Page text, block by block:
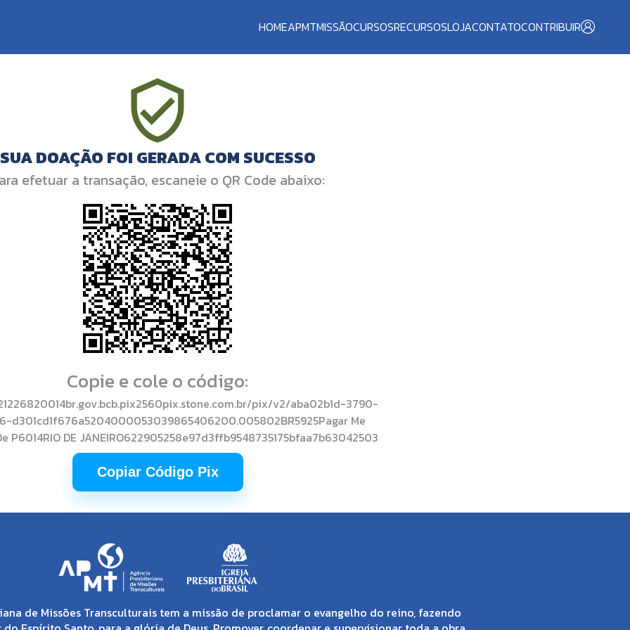
HOMEAPMTMISSÃOCURSOSRECURSOSLOJACONTATOCONTRIBUIR
SUA DOAÇÃO FOI GERADA COM SUCESSO
efetuar a transação, escaneie o QR Code abaixo:
Copie e cole o código:
pix/v2/aba02b1d-3790-
d301cd1f676a5204000053039865406200.005802BR5925Pagar Me
P6014RIO DE JANEIRO622905258e97d3ffb9548735175bfaa7b63042503
Copiar Código Pix
de Missões Transculturais tem a missão de proclamar o evangelho do reino, fazendo